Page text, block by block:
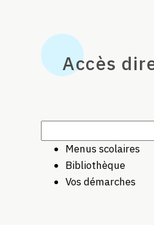
Accès
Menus scolaires
Bibliothèque
Vos démarches